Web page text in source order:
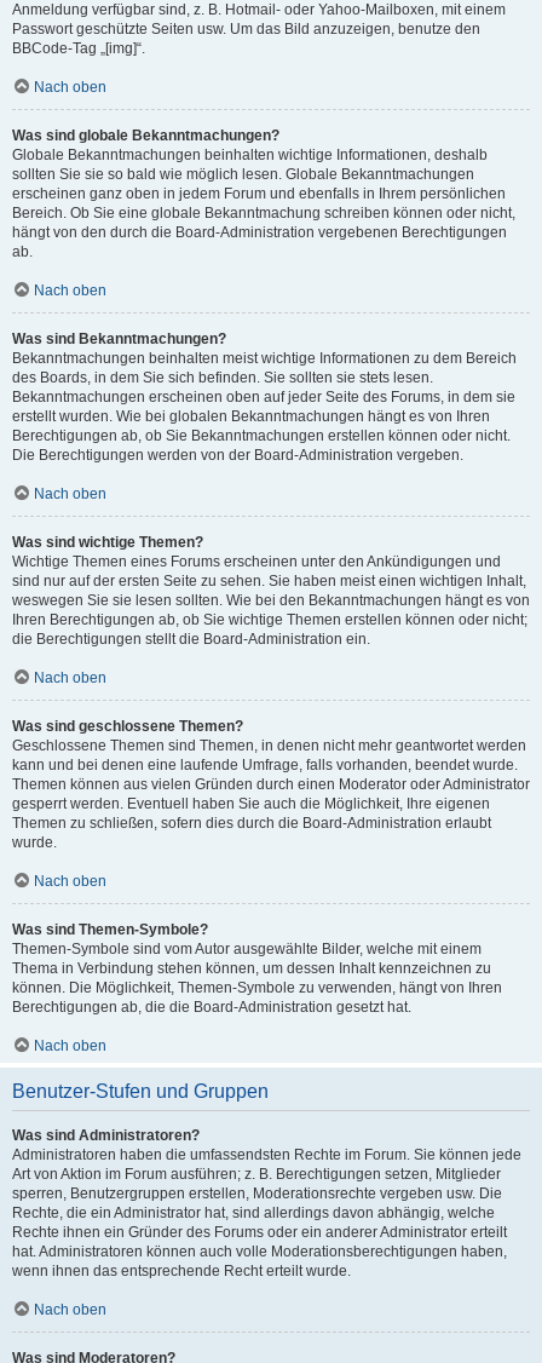
Anmeldung verfügbar sind, z. B. Hotmail- oder Yahoo-Mailboxen, mit einem
Passwort geschützte Seiten usw. Um das Bild anzuzeigen, benutze den
BBCode-Tag „[img]“.
Nach oben
Was sind globale Bekanntmachungen?
Globale Bekanntmachungen beinhalten wichtige Informationen, deshalb
sollten Sie sie so bald wie möglich lesen. Globale Bekanntmachungen
erscheinen ganz oben in jedem Forum und ebenfalls in Ihrem persönlichen
Bereich. Ob Sie eine globale Bekanntmachung schreiben können oder nicht,
hängt von den durch die Board-Administration vergebenen Berechtigungen
ab.
Nach oben
Was sind Bekanntmachungen?
Bekanntmachungen beinhalten meist wichtige Informationen zu dem Bereich
des Boards, in dem Sie sich befinden. Sie sollten sie stets lesen.
Bekanntmachungen erscheinen oben auf jeder Seite des Forums, in dem sie
erstellt wurden. Wie bei globalen Bekanntmachungen hängt es von Ihren
Berechtigungen ab, ob Sie Bekanntmachungen erstellen können oder nicht.
Die Berechtigungen werden von der Board-Administration vergeben.
Nach oben
Was sind wichtige Themen?
Wichtige Themen eines Forums erscheinen unter den Ankündigungen und
sind nur auf der ersten Seite zu sehen. Sie haben meist einen wichtigen Inhalt,
weswegen Sie sie lesen sollten. Wie bei den Bekanntmachungen hängt es von
Ihren Berechtigungen ab, ob Sie wichtige Themen erstellen können oder nicht;
die Berechtigungen stellt die Board-Administration ein.
Nach oben
Was sind geschlossene Themen?
Geschlossene Themen sind Themen, in denen nicht mehr geantwortet werden
kann und bei denen eine laufende Umfrage, falls vorhanden, beendet wurde.
Themen können aus vielen Gründen durch einen Moderator oder Administrator
gesperrt werden. Eventuell haben Sie auch die Möglichkeit, Ihre eigenen
Themen zu schließen, sofern dies durch die Board-Administration erlaubt
wurde.
Nach oben
Was sind Themen-Symbole?
Themen-Symbole sind vom Autor ausgewählte Bilder, welche mit einem
Thema in Verbindung stehen können, um dessen Inhalt kennzeichnen zu
können. Die Möglichkeit, Themen-Symbole zu verwenden, hängt von Ihren
Berechtigungen ab, die die Board-Administration gesetzt hat.
Nach oben
Benutzer-Stufen und Gruppen
Was sind Administratoren?
Administratoren haben die umfassendsten Rechte im Forum. Sie können jede
Art von Aktion im Forum ausführen; z. B. Berechtigungen setzen, Mitglieder
sperren, Benutzergruppen erstellen, Moderationsrechte vergeben usw. Die
Rechte, die ein Administrator hat, sind allerdings davon abhängig, welche
Rechte ihnen ein Gründer des Forums oder ein anderer Administrator erteilt
hat. Administratoren können auch volle Moderationsberechtigungen haben,
wenn ihnen das entsprechende Recht erteilt wurde.
Nach oben
Was sind Moderatoren?